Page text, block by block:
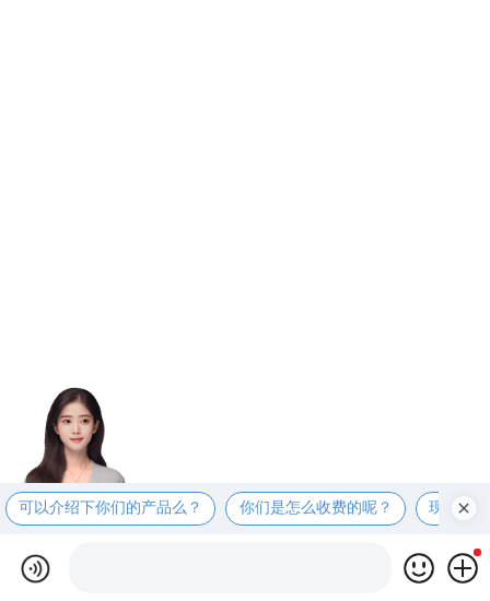
可以介绍下你们的产品么？ 你们是怎么收费的呢？ 现在有